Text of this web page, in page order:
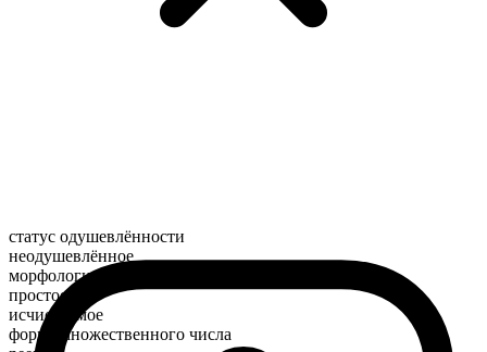
статус одушевлённости
неодушевлённое
морфологический состав
простое
исчисляемое
форма множественного числа